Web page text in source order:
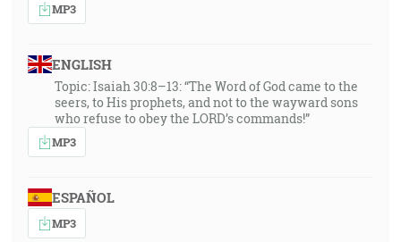
MP3
ENGLISH
Topic: Isaiah 30:8–13: “The Word of God came to the
seers, to His prophets, and not to the wayward sons
who refuse to obey the LORD’s commands!”
MP3
ESPAÑOL
MP3